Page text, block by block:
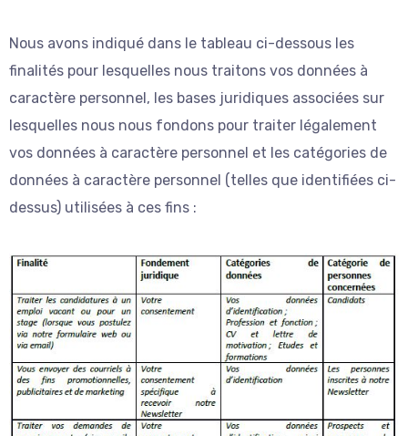
Nous avons indiqué dans le tableau ci-dessous les
finalités pour lesquelles nous traitons vos données à
caractère personnel, les bases juridiques associées sur
lesquelles nous nous fondons pour traiter légalement
vos données à caractère personnel et les catégories de
données à caractère personnel (telles que identifiées ci-
dessus) utilisées à ces fins :